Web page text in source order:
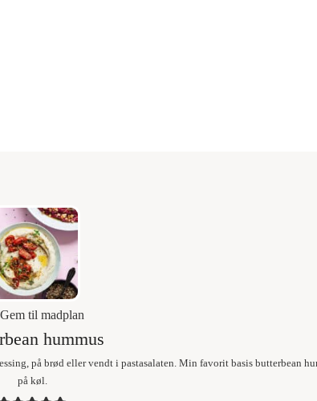
til madplan
hummus
på brød eller vendt i pastasalaten. Min favorit basis butterbean
på køl.